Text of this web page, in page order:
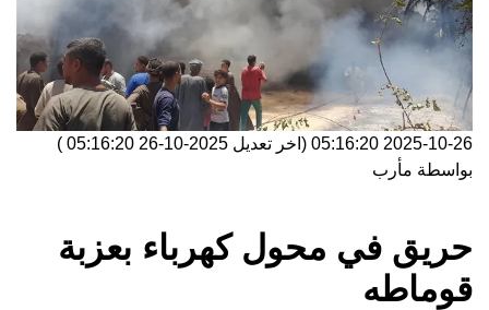
2025-10-26 05:16:20 (اخر تعديل 2025-10-26 05:16:20
)
بواسطة مأرب
حريق في محول كهرباء بعزبة
قوماطه